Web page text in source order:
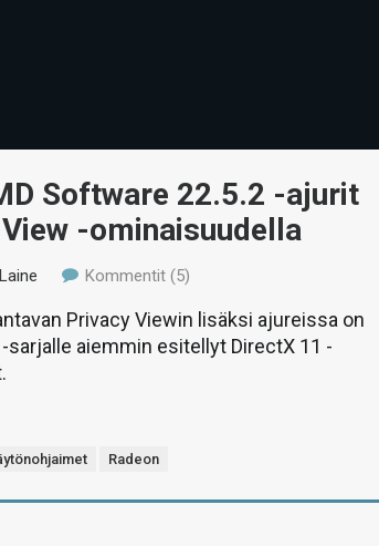
Software 22.5.2 -ajurit
-ominaisuudella
Kommentit (5)
Privacy Viewin lisäksi ajureissa on
sarjalle aiemmin esitellyt DirectX 11 -
Radeon